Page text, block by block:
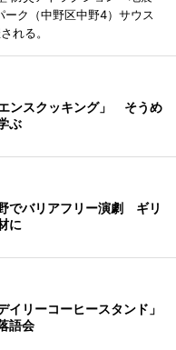
ク（中野区中野4）サウス
れる。
ンスクッキング」 そうめ
ぶ
でバリアフリー演劇 ギリ
に
イリーコーヒースタンド」
語会